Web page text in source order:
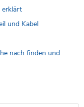
erklärt
und Kabel
nach finden und